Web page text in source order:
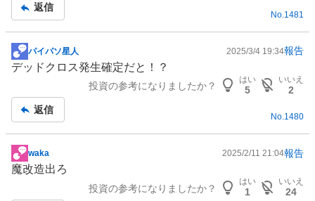
返信
No. 1481
掲
示
事
パイパソ星人 2025/3/4 19:34報告
デッドクロス発生確定だと！？
投資の参考になりましたか？
はい
5
いいえ
2
返信
No.1480
掲
示
waka 2025/2/11 21:04報告
魔改造出ろ
投資の参考になりましたか？
はい
1
いいえ
24